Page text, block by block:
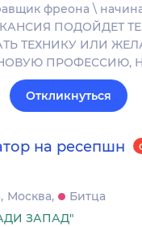
фреона \
ПОДОЙДЕТ
ТЕХНИКУ ИЛИ
ПРОФЕССИЮ,
Откликнуться
на ресепшн
Москва
Битца
ЗАПАД"